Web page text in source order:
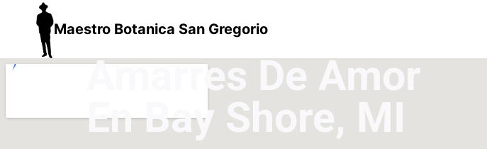
Maestro Botanica San Gregorio
Amarres De Amor
En Bay Shore, MI